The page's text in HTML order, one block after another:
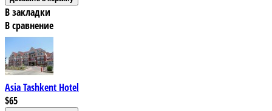
В закладки
В сравнение
Asia Tashkent Hotel
$65